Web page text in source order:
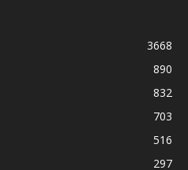
3668
890
832
703
516
297